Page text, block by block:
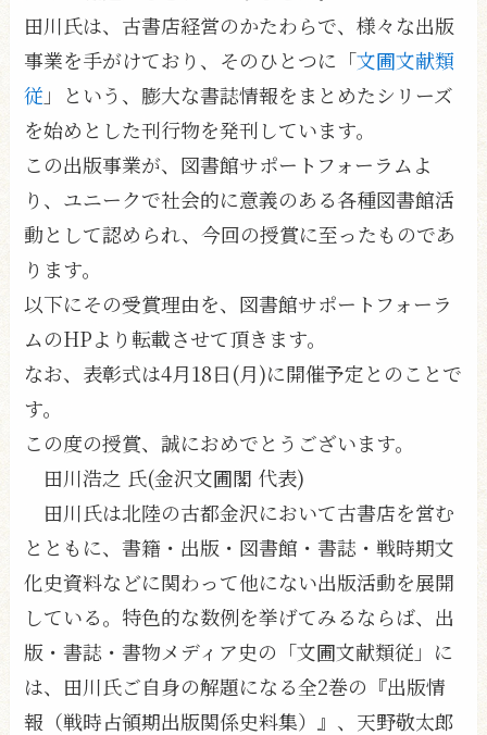
田川氏は、古書店経営のかたわらで、様々な出版
事業を手がけており、そのひとつに「文圃文献類
従 」という、膨大な書誌情報をまとめたシリーズ
を始めとした刊行物を発刊しています。
この出版事業が、図書館サポートフォーラムよ
り、ユニークで社会的に意義のある各種図書館活
動として認められ、今回の授賞に至ったものであ
ります。
以下にその受賞理由を、図書館サポートフォーラ
ムのHPより転載させて頂きます。
なお、表彰式は4月18日(月)に開催予定とのことで
す。
この度の授賞、誠におめでとうございます。
田川浩之 氏(金沢文圃閣 代表)
田川氏は北陸の古都金沢において古書店を営む
とともに、書籍・出版・図書館・書誌・戦時期文
化史資料などに関わって他にない出版活動を展開
している。特色的な数例を挙げてみるならば、出
版・書誌・書物メディア史の「文圃文献類従」に
は、田川氏ご自身の解題になる全2巻の『出版情
報（戦時占領期出版関係史料集）』、天野敬太郎